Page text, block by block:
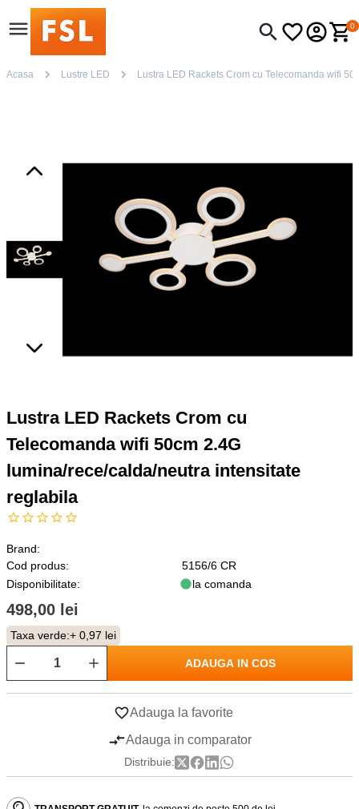
0
Acasa Lustre LED Lustra LED Rackets Crom cu Telecomanda wifi
Lustra LED Rackets Crom cu
Telecomanda wifi 50cm 2.4G
lumina/rece/calda/neutra intensitate
reglabila
Brand:
Cod produs:
5156/6 CR
Disponibilitate:
la comanda
498,00 lei
Taxa verde:+ 0,97 lei
ADAUGA IN COS
Adauga la favorite
Adauga in comparator
Distribuie: